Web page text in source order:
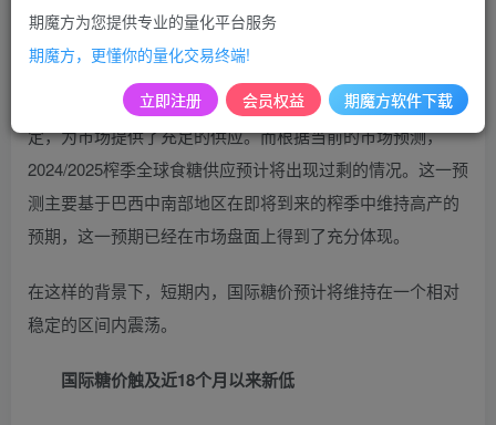
近18个月以来的最低点。这一走势反映了当前糖市的严峻形
势。
回顾2023/2024榨季，北半球的主要糖产区的产量已基本稳
定，为市场提供了充足的供应。而根据当前的市场预测，
2024/2025榨季全球食糖供应预计将出现过剩的情况。这一预
测主要基于巴西中南部地区在即将到来的榨季中维持高产的
预期，这一预期已经在市场盘面上得到了充分体现。
在这样的背景下，短期内，国际糖价预计将维持在一个相对
稳定的区间内震荡。
国际糖价触及近18个月以来新低
期魔方为您提供专业的量化平台服务
期魔方，更懂你的量化交易终端!
立即注册 会员权益 期魔方软件下载